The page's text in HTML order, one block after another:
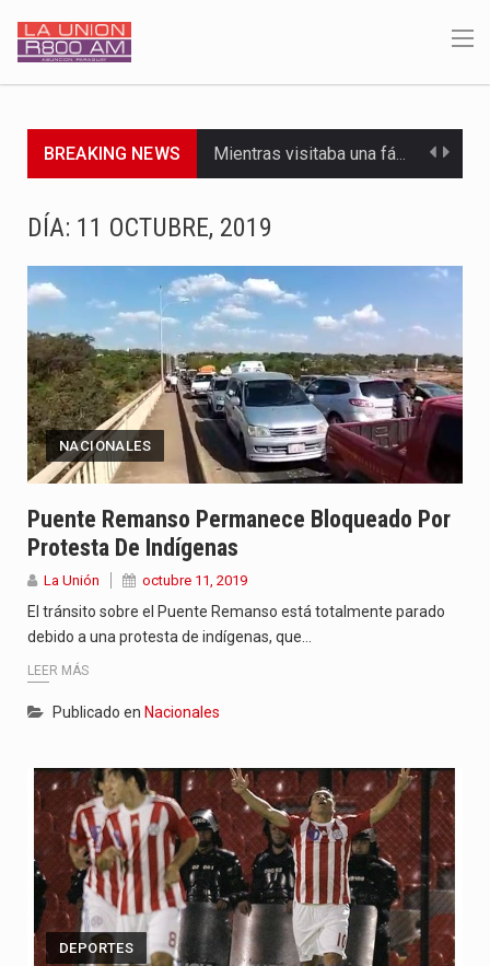
BREAKING NEWS
Una familia atravesó momentos de extrema tensión durante la madrugada…
Fretes se refirió concretamente al recorrido que realizó este jueves…
DÍA: 11 OCTUBRE, 2019
NACIONALES
Puente Remanso Permanece Bloqueado Por
Protesta De Indígenas
La Unión octubre 11, 2019
El tránsito sobre el Puente Remanso está totalmente parado
debido a una protesta de indígenas, que…
LEER MÁS
Publicado en Nacionales
DEPORTES